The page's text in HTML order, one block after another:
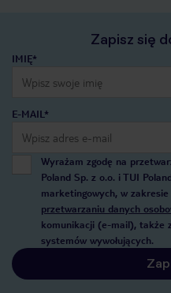
Zapisz się
IMIĘ*
E-MAIL*
Wyrażam zgodę na
Poland Sp. z o.o. i TUI
marketingowych, w
przetwarzaniu danych
komunikacji (e-mail), także
systemów wywołujących.